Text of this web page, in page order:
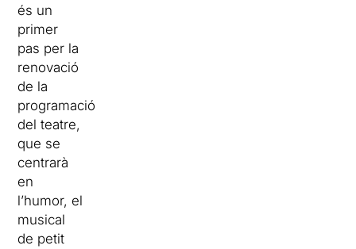
és un
primer
pas per la
renovació
de la
programació
del teatre,
que se
centrarà
en
l’humor, el
musical
de petit